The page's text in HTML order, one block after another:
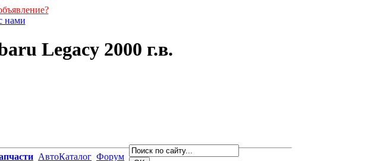
нами
Legacy 2000 г.в.
АвтоКаталог Форум